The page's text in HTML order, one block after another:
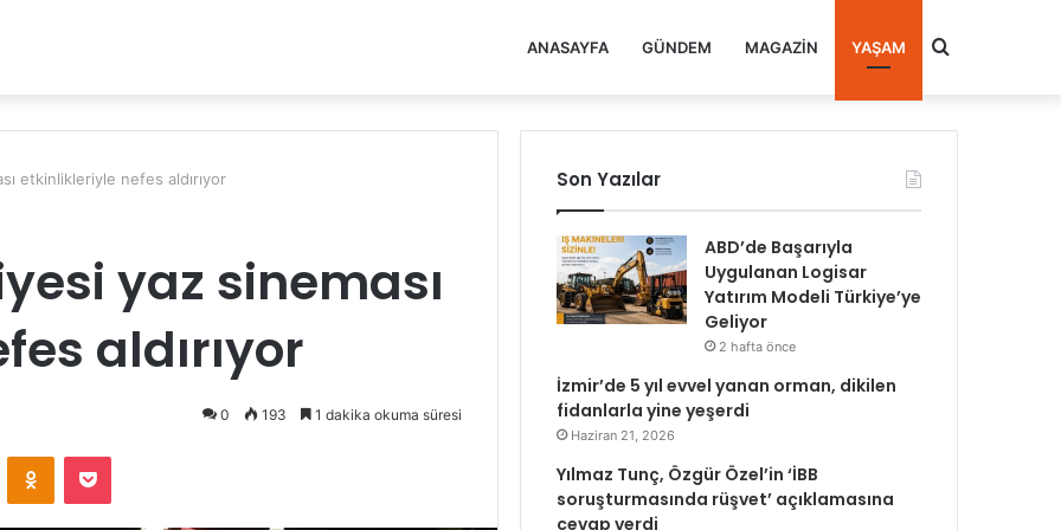
ANASAYFA GÜNDEM MAGAZIN YAŞAM Arama
etkinlikleriyle nefes aldırıyor
yaz sineması
aldırıyor
0 193 1 dakika okuma süresi
Odnoklassniki
Pocket
Son Yazılar
ABD’de Başarıyla
Uygulanan Logisar
Yatırım Modeli Türkiye’ye
Geliyor
2 hafta önce
İzmir’de 5 yıl evvel yanan orman, dikilen
fidanlarla yine yeşerdi
Haziran 21, 2026
Yılmaz Tunç, Özgür Özel’in ‘İBB
soruşturmasında rüşvet’ açıklamasına
cevap verdi